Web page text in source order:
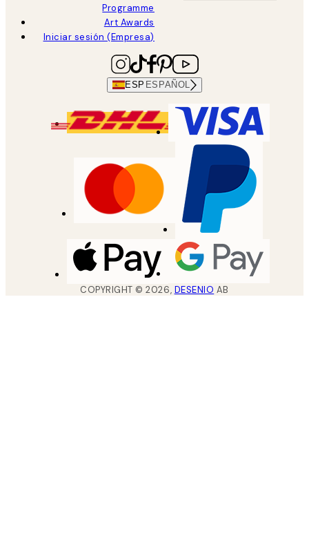
Programme
Art Awards
Iniciar sesión (Empresa)
ESP ESPAÑOL
COPYRIGHT ©2026, DESENIO AB